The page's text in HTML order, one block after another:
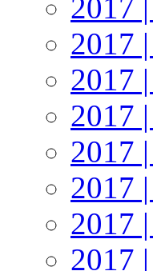
2017
2017
2017
2017
2017
2017
2017
2017